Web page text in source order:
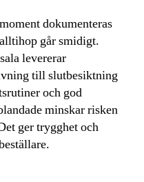
dokumenteras
går smidigt.
levererar
till slutbesiktning
och god
minskar risken
ger trygghet och